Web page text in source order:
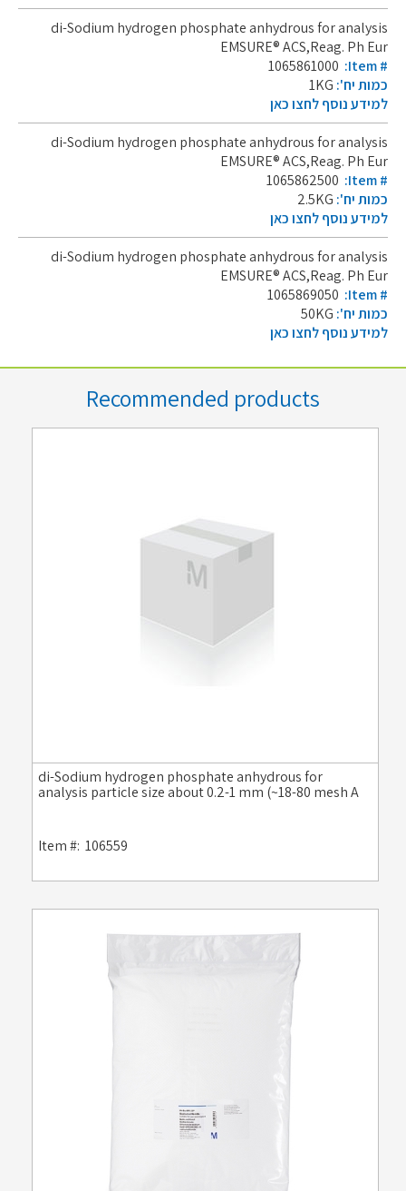
di-Sodium hydrogen phosphate anhydrous for analysis
EMSURE® ACS,Reag. Ph Eur
1065861000 :Item #
כמות יח':
למידע נוסף לחצו כאן
di-Sodium hydrogen phosphate anhydrous for analysis
EMSURE® ACS,Reag. Ph Eur
1065862500 :Item #
כמות יח':
למידע נוסף לחצו כאן
di-Sodium hydrogen phosphate anhydrous for analysis
EMSURE® ACS,Reag. Ph Eur
1065869050 :Item #
כמות יח':
למידע נוסף לחצו כאן
Recommended products
di-Sodium hydrogen phosphate anhydrous for
analysis particle size about 0.2-1 mm (~18-80 mesh A
Item #: 106559